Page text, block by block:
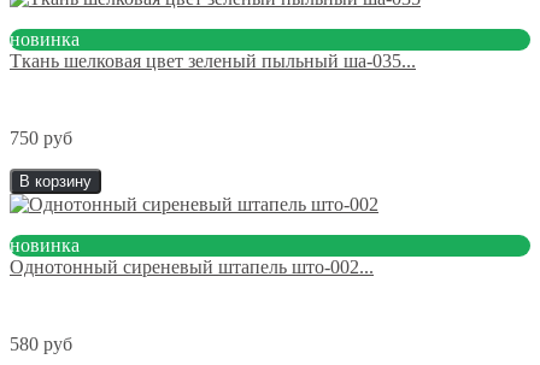
новинка
Ткань шелковая цвет зеленый пыльный ша-035...
750 руб
В корзину
новинка
Однотонный сиреневый штапель што-002...
580 руб